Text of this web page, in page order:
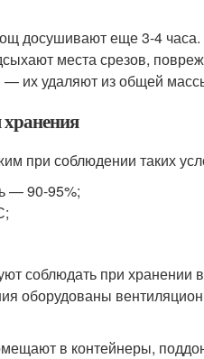
досушивают еще 3-4
места срезов,
— их удаляют из общей
при соблюдении таких
— 90-95%;
соблюдать при
оборудованы
в контейнеры,